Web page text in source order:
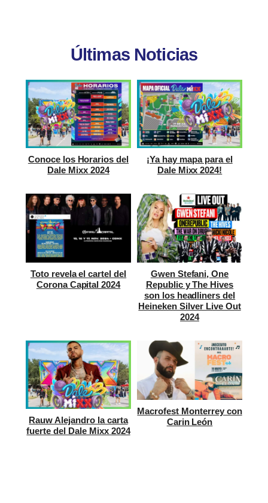
Últimas Noticias
Conoce los Horarios del
Dale Mixx 2024
¡Ya hay mapa para el
Dale Mixx 2024!
Toto revela el cartel del
Corona Capital 2024
Gwen Stefani, One
Republic y The Hives
son los headliners del
Heineken Silver Live Out
2024
Rauw Alejandro la carta
fuerte del Dale Mixx 2024
Macrofest Monterrey con
Carin León